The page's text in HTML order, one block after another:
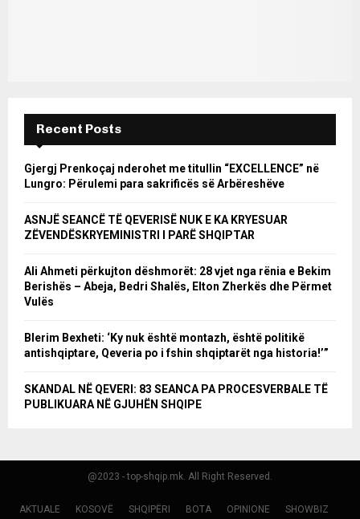
Recent Posts
Gjergj Prenkoçaj nderohet me titullin “EXCELLENCE” në
Lungro: Përulemi para sakrificës së Arbëreshëve
ASNJË SEANCË TË QEVERISË NUK E KA KRYESUAR
ZËVENDËSKRYEMINISTRI I PARË SHQIPTAR
Ali Ahmeti përkujton dëshmorët: 28 vjet nga rënia e Bekim
Berishës – Abeja, Bedri Shalës, Elton Zherkës dhe Përmet
Vulës
Blerim Bexheti: ‘Ky nuk është montazh, është politikë
antishqiptare, Qeveria po i fshin shqiptarët nga historia!’”
SKANDAL NË QEVERI: 83 SEANCA PA PROCESVERBALE TË
PUBLIKUARA NË GJUHËN SHQIPE
@2023 - top-shqip.mk. All Right Reserved.
AKTUALE KOSOVË SHQIPËRI BOTA OPINIONE SHOWBIZ